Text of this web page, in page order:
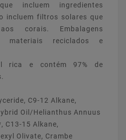
incluem ingredientes
incluem filtros solares que
corais. Embalagens
materiais reciclados e
rica e contém 97% de
C9-12 Alkane,
Oil/Helianthus Annuus
C13-15 Alkane,
Olivate, Crambe